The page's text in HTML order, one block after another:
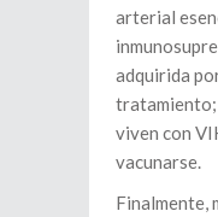
arterial
adquirida
tratamiento;
viven con
vacunarse.
Finalmente,